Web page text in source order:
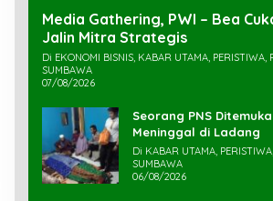
Media Gathering, PWI – Bea
Jalin Mitra Strategis
Di EKONOMI BISNIS, KABAR UTAMA, PERISTIWA,
SUMBAWA
07/08/2026
Seorang PNS
Meninggal di Ladang
Di KABAR UTAMA,
SUMBAWA
06/08/2026